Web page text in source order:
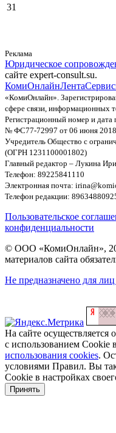
31
Реклама
Юридическое
сайте expert-consult.su.
КомиОнлайнЛента
«КомиОнлайн».
сфере связи, информационных
Регистрационный номер и дата
№ ФС77-72997 от 06 июня
Учредитель Общество с
(ОГРН 1231100001802)
Главный редактор – Лукина
Телефон: 89225841110
Электронная почта:
Телефон редакции:
Пользовательское
конфиденциальности
© ООО «КомиОнлайн»,
материалов сайта
Не предназначено для
На сайте осуществляется
с использованием Cookie
использования cookies.
условиями Правил. Вы
Cookie в настройках
Принять